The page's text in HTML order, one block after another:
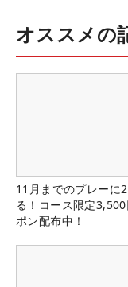
オススメの
11月までのプレーに2
る！コース限定
ポン配布中！